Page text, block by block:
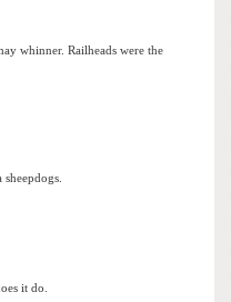
whinner. Railheads were the
it do.